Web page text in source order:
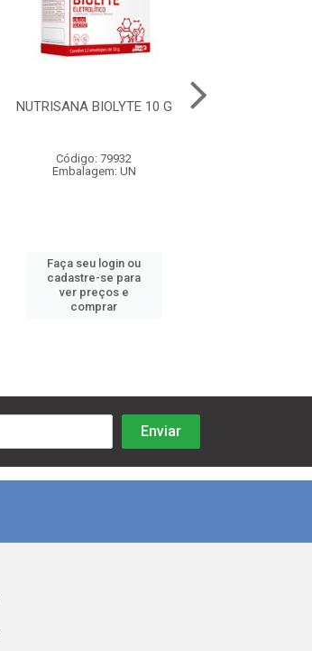
NUTRISANA BIOLYTE 10 G
Código: 79932
Embalagem: UN
Faça seu login ou
cadastre-se para
ver preços e
comprar